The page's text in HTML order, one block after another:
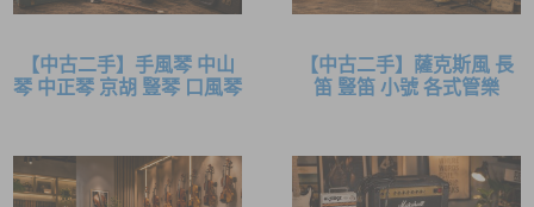
【中古二手】手風琴 中山
琴 中正琴 京胡 豎琴 口風琴
【中古二手】薩克斯風 長
笛 豎笛 小號 各式管樂